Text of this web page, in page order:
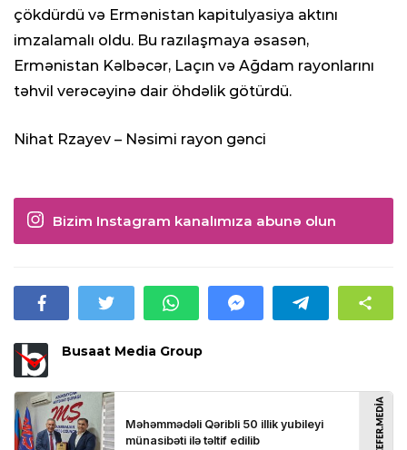
çökdürdü və Ermənistan kapitulyasiya aktını
imzalamalı oldu. Bu razılaşmaya əsasən,
Ermənistan Kəlbəcər, Laçın və Ağdam rayonlarını
təhvil verəcəyinə dair öhdəlik götürdü.
Nihat Rzayev – Nəsimi rayon gənci
Bizim Instagram kanalımıza abunə olun
Busaat Media Group